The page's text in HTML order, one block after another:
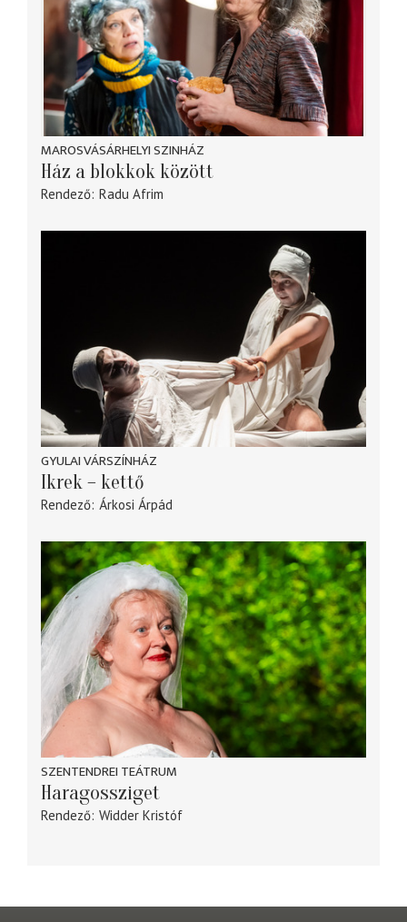
MAROSVÁSÁRHELYI SZINHÁZ
Ház a blokkok között
Rendező Radu Afrim
GYULAI VÁRSZÍNHÁZ
Ikrek – kettő
Rendező Árkosi Árpád
SZENTENDREI TEÁTRUM
Haragossziget
Rendező Widder Kristóf